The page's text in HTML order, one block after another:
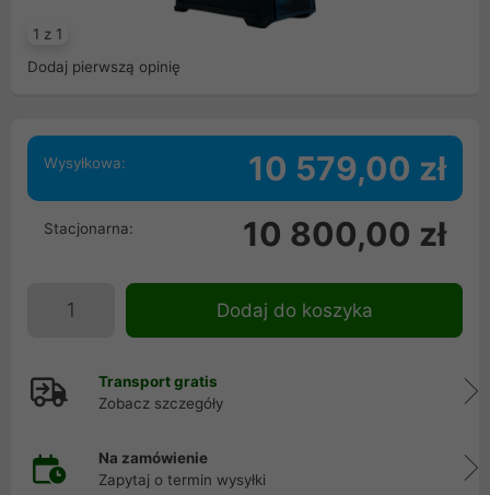
1 z 1
Dodaj pierwszą opinię
Wysyłkowa: 10 579,00 zł
Stacjonarna: 10 800,00 zł
Dodaj do koszyka
Transport gratis
Zobacz szczegóły
Na zamówienie
Zapytaj o termin wysyłki